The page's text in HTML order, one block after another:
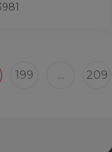
199 ... 209